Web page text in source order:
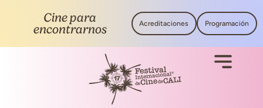
Cine para
encontrarnos
Acreditaciones Programación